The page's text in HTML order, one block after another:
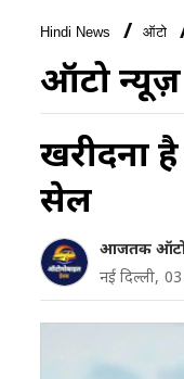
Hindi News ऑटो
ऑटो न्यूज़
खरीदना
सेल
आजतक
नई दिल्ली,